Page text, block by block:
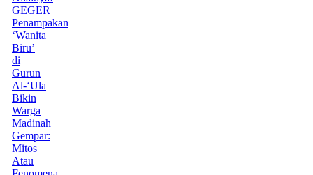
GEGER
Penampakan
‘Wanita
Biru’
di
Gurun
Al-‘Ula
Bikin
Warga
Madinah
Gempar:
Mitos
Atau